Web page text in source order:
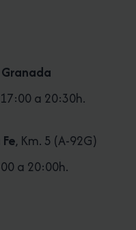
Granada
a 20:30h.
, Km. 5 (A-92G)
a 20:00h.